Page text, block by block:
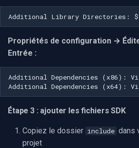
Propriétés de configuration →
Entrée :
Étape 3 : ajouter les fichiers SDK
Copiez le dossier include dans
projet